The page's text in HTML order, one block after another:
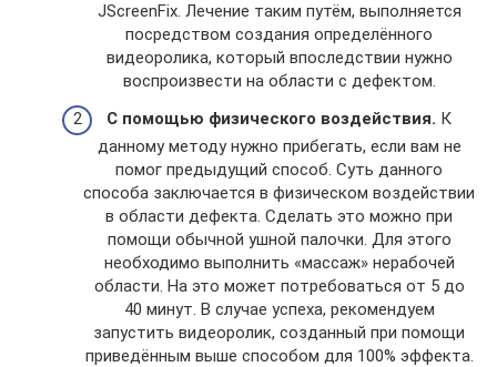
JScreenFix. Лечение таким путём, выполняется
посредством создания определённого
видеоролика, который впоследствии нужно
воспроизвести на области с дефектом.
С помощью физического воздействия. К
данному методу нужно прибегать, если вам не
помог предыдущий способ. Суть данного
способа заключается в физическом воздействии
в области дефекта. Сделать это можно при
помощи обычной ушной палочки. Для этого
необходимо выполнить «массаж» нерабочей
области. На это может потребоваться от 5 до
40 минут. В случае успеха, рекомендуем
запустить видеоролик, созданный при помощи
приведённым выше способом для 100% эффекта.